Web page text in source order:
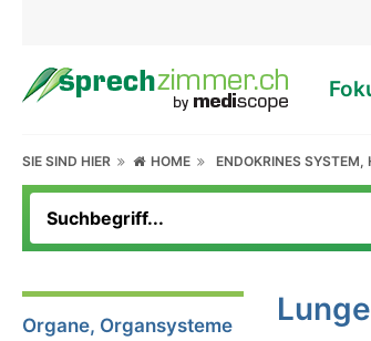
SIE SIND HIER HOME ENDOKRINES SYSTEM,
Organe, Organsysteme